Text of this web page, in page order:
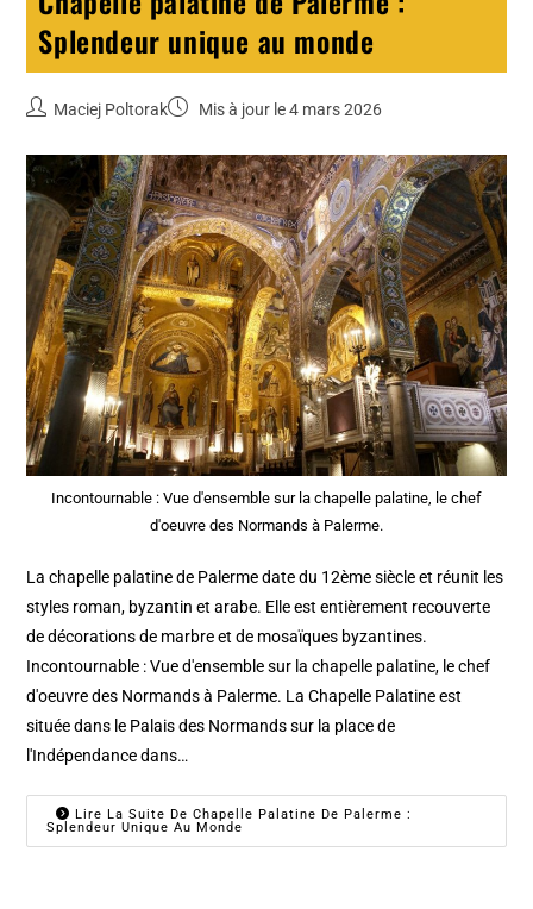
Splendeur unique au monde
Maciej Poltorak Mis à jour le 4 mars 2026
Incontournable : Vue d'ensemble sur la chapelle palatine, le chef
d'oeuvre des Normands à Palerme.
La chapelle palatine de Palerme date du 12ème siècle et réunit les
styles roman, byzantin et arabe. Elle est entièrement recouverte
de décorations de marbre et de mosaïques byzantines.
Incontournable : Vue d'ensemble sur la chapelle palatine, le chef
d'oeuvre des Normands à Palerme. La Chapelle Palatine est
située dans le Palais des Normands sur la place de
l'Indépendance dans…
Lire La Suite De Chapelle Palatine De Palerme :
Splendeur Unique Au Monde